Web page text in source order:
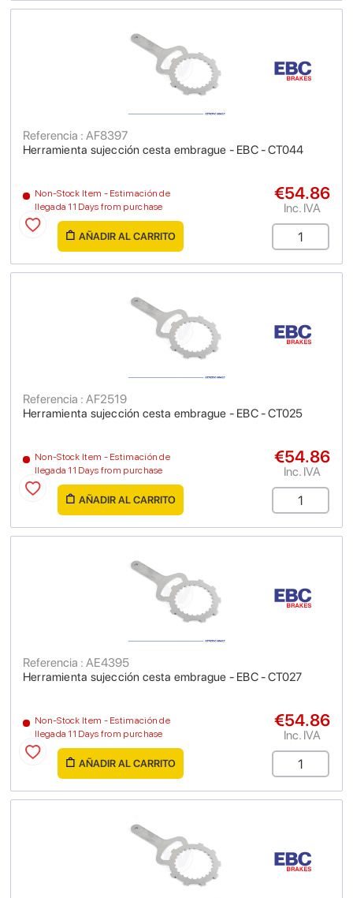
Herramienta sujección cesta embrague - EBC - CT044
Referencia : AF8397
Non-Stock Item - Estimación de
llegada 11 Days from purchase
€54.86
Inc. IVA
AÑADIR AL CARRITO
Herramienta sujección cesta embrague - EBC - CT025
Referencia : AF2519
Non-Stock Item - Estimación de
llegada 11 Days from purchase
€54.86
Inc. IVA
AÑADIR AL CARRITO
Herramienta sujección cesta embrague - EBC - CT027
Referencia : AE4395
Non-Stock Item - Estimación de
llegada 11 Days from purchase
€54.86
Inc. IVA
AÑADIR AL CARRITO